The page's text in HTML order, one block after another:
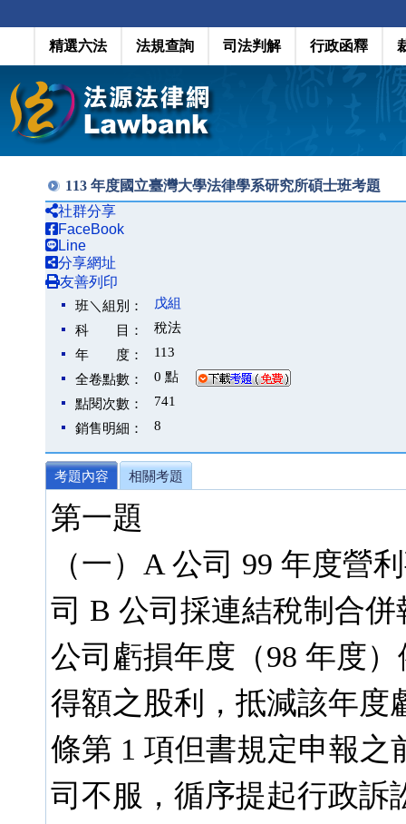
精選六法 法規查詢 司法判解 行政函釋
113 年度國立臺灣大學法律學系研究所碩士班考題
社群分享
FaceBook
Line
分享網址
友善列印
班＼組別：
戊組
科 目：
稅法
年 度：
113
全卷點數：
0 點
點閱次數：
741
銷售明細：
8
考題內容 相關考題
第一題
（一）A 公司 99 年度營
司 B 公司採連結稅制合
公司虧損年度（98 年度
得額之股利，抵減該年度
條第 1 項但書規定申報之
司不服，循序提起行政訴